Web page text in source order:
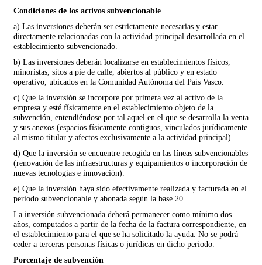
Condiciones de los activos subvencionable
a) Las inversiones deberán ser estrictamente necesarias y estar
directamente relacionadas con la actividad principal desarrollada en el
establecimiento subvencionado.
b) Las inversiones deberán localizarse en establecimientos físicos,
minoristas, sitos a pie de calle, abiertos al público y en estado
operativo, ubicados en la Comunidad Autónoma del País Vasco.
c) Que la inversión se incorpore por primera vez al activo de la
empresa y esté físicamente en el establecimiento objeto de la
subvención, entendiéndose por tal aquel en el que se desarrolla la venta
y sus anexos (espacios físicamente contiguos, vinculados jurídicamente
al mismo titular y afectos exclusivamente a la actividad principal).
d) Que la inversión se encuentre recogida en las líneas subvencionables
(renovación de las infraestructuras y equipamientos o incorporación de
nuevas tecnologías e innovación).
e) Que la inversión haya sido efectivamente realizada y facturada en el
periodo subvencionable y abonada según la base 20.
La inversión subvencionada deberá permanecer como mínimo dos
años, computados a partir de la fecha de la factura correspondiente, en
el establecimiento para el que se ha solicitado la ayuda. No se podrá
ceder a terceras personas físicas o jurídicas en dicho periodo.
Porcentaje de subvención